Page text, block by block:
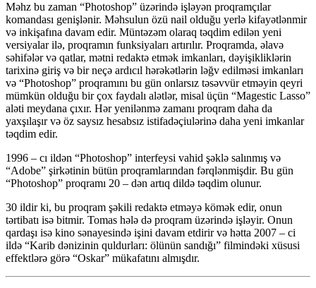
Məhz bu zaman “Photoshop” üzərində işləyən proqramçılar
komandası genişlənir. Məhsulun özü nail olduğu yerlə kifayətlənmir
və inkişafına davam edir. Müntəzəm olaraq təqdim edilən yeni
versiyalar ilə, proqramın funksiyaları artırılır. Proqramda, əlavə
səhifələr və qatlar, mətni redaktə etmək imkanları, dəyişikliklərin
tarixinə giriş və bir neçə ardıcıl hərəkətlərin ləğv edilməsi imkanları
və “Photoshop” proqramını bu gün onlarsız təsəvvür etməyin qeyri
mümkün olduğu bir çox faydalı alətlər, misal üçün “Magestic Lasso”
aləti meydana çıxır. Hər yenilənmə zamanı proqram daha da
yaxşılaşır və öz saysız hesabsız istifadəçiulərinə daha yeni imkanlar
təqdim edir.
1996 – cı ildən “Photoshop” interfeysi vahid şəklə salınmış və
“Adobe” şirkətinin bütün proqramlarından fərqlənmişdir. Bu gün
“Photoshop” proqramı 20 – dən artıq dildə təqdim olunur.
30 ildir ki, bu proqram şəkili redaktə etməyə kömək edir, onun
tərtibatı isə bitmir. Tomas hələ də proqram üzərində işləyir. Onun
qardaşı isə kino sənayesində işini davam etdirir və hətta 2007 – ci
ildə “Karib dənizinin quldurları: ölünün sandığı” filmindəki xüsusi
effektlərə görə “Oskar” mükafatını almışdır.